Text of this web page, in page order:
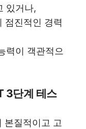
있거나,
점진적인 경력
력이 객관적으
3단계 테스
본질적이고 고